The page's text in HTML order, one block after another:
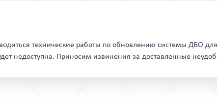
технические работы по обновлению системы ДБО для
недоступна. Приносим извинения за доставленные